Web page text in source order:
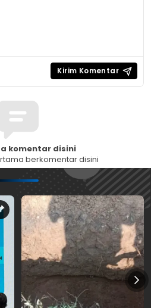
komentar disini
berkomentar disini